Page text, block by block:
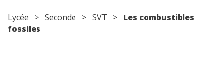
Lycée > Seconde > SVT > Les combustibles
fossiles